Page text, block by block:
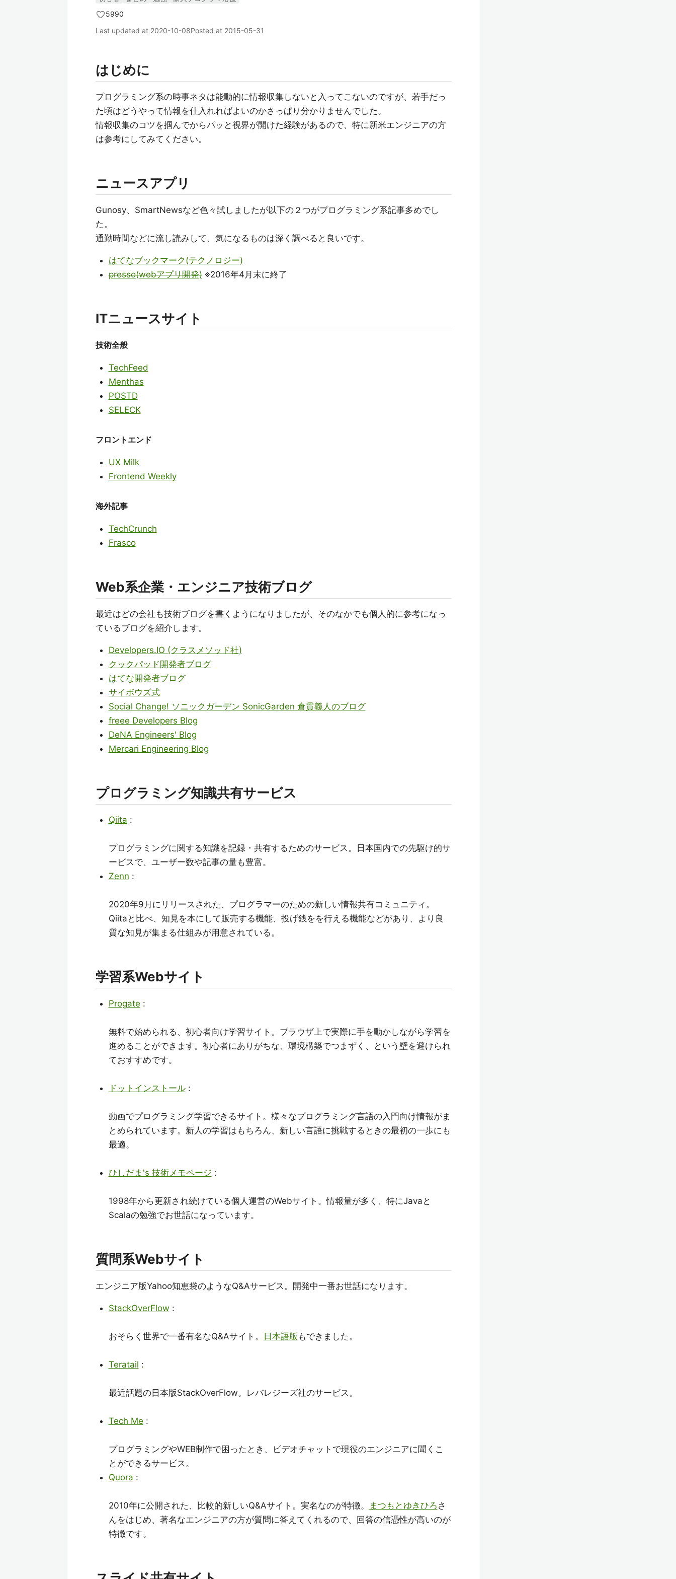
5990
Last updated at 2020-10-08Posted at 2015-05-31
はじめに
プログラミング系の時事ネタは能動的に情報収集しないと入ってこないのですが、若手だっ
た頃はどうやって情報を仕入れればよいのかさっぱり分かりませんでした。
情報収集のコツを掴んでからパッと視界が開けた経験があるので、特に新米エンジニアの方
は参考にしてみてください。
ニュースアプリ
Gunosy、SmartNewsなど色々試しましたが以下の２つがプログラミング系記事多めでし
た。
通勤時間などに流し読みして、気になるものは深く調べると良いです。
はてなブックマーク(テクノロジー)
presso(webアプリ開発)※2016年4月末に終了
ITニュースサイト
技術全般
TechFeed
Menthas
POSTD
SELECK
フロントエンド
UX Milk
Frontend Weekly
海外記事
TechCrunch
Frasco
Web系企業・エンジニア技術ブログ
最近はどの会社も技術ブログを書くようになりましたが、そのなかでも個人的に参考になっ
ているブログを紹介します。
Developers.IO (クラスメソッド社)
クックパッド開発者ブログ
はてな開発者ブログ
サイボウズ式
Social Change! ソニックガーデン SonicGarden 倉貫義人のブログ
freee Developers Blog
DeNA Engineers' Blog
Mercari Engineering Blog
プログラミング知識共有サービス
Qiita :
プログラミングに関する知識を記録・共有するためのサービス。日本国内での先駆け的サ
ービスで、ユーザー数や記事の量も豊富。
Zenn :
2020年9月にリリースされた、プログラマーのための新しい情報共有コミュニティ。
Qiitaと比べ、知見を本にして販売する機能、投げ銭をを行える機能などがあり、より良
質な知見が集まる仕組みが用意されている。
学習系Webサイト
Progate :
無料で始められる、初心者向け学習サイト。ブラウザ上で実際に手を動かしながら学習を
進めることができます。初心者にありがちな、環境構築でつまずく、という壁を避けられ
ておすすめです。
ドットインストール:
動画でプログラミング学習できるサイト。様々なプログラミング言語の入門向け情報がま
とめられています。新人の学習はもちろん、新しい言語に挑戦するときの最初の一歩にも
最適。
ひしだま's 技術メモページ :
1998年から更新され続けている個人運営のWebサイト。情報量が多く、特にJavaと
Scalaの勉強でお世話になっています。
質問系Webサイト
エンジニア版Yahoo知恵袋のようなQ&Aサービス。開発中一番お世話になります。
StackOverFlow :
おそらく世界で一番有名なQ&Aサイト。 日本語版 もできました。
Teratail :
最近話題の日本版StackOverFlow。レバレジーズ社のサービス。
Tech Me :
プログラミングやWEB制作で困ったとき、ビデオチャットで現役のエンジニアに聞くこ
とができるサービス。
Quora :
2010年に公開された、比較的新しいQ&Aサイト。実名なのが特徴。 まつもとゆきひろ さ
んをはじめ、著名なエンジニアの方が質問に答えてくれるので、回答の信憑性が高いのが
特徴です。